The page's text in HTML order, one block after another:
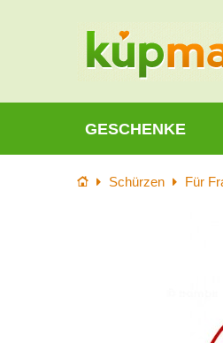
GESCHENKE
StartseiteSchürzen Für